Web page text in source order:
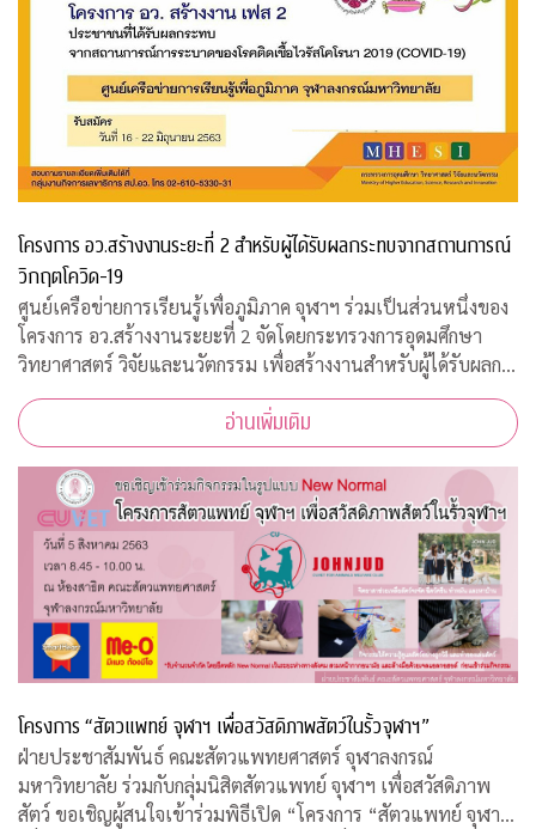
โครงการ อว.สร้างงานระยะที่ 2 สำหรับผู้ได้รับผลกระทบจากสถานการณ์
วิกฤตโควิด-19
ศูนย์เครือข่ายการเรียนรู้เพื่อภูมิภาค จุฬาฯ ร่วมเป็นส่วนหนึ่งของ
โครงการ อว.สร้างงานระยะที่ 2 จัดโดยกระทรวงการอุดมศึกษา
วิทยาศาสตร์ วิจัยและนวัตกรรม เพื่อสร้างงานสำหรับผู้ได้รับผลก
ระทบจากสถานการณ์วิกฤตโควิด-19 เปิดรับสมัครประชาชนทั่วไป
จำนวน 200 อัตรา
อ่านเพิ่มเติม
โครงการ “สัตวแพทย์ จุฬาฯ เพื่อสวัสดิภาพสัตว์ในรั้วจุฬาฯ”
ฝ่ายประชาสัมพันธ์ คณะสัตวแพทยศาสตร์ จุฬาลงกรณ์
มหาวิทยาลัย ร่วมกับกลุ่มนิสิตสัตวแพทย์ จุฬาฯ เพื่อสวัสดิภาพ
สัตว์ ขอเชิญผู้สนใจเข้าร่วมพิธีเปิด “โครงการ “สัตวแพทย์ จุฬาฯ